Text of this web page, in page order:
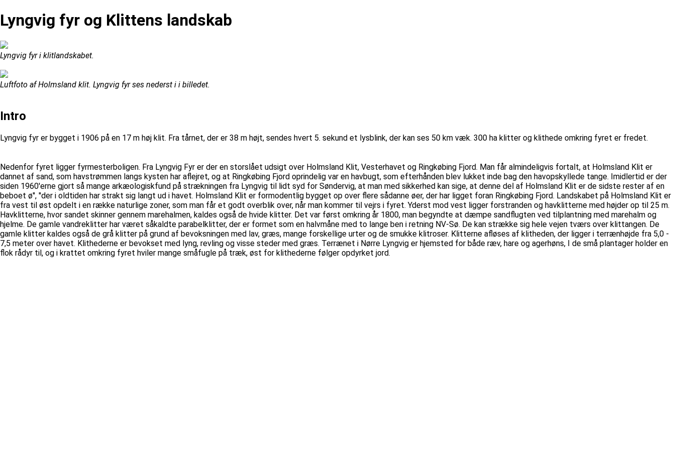
Lyngvig fyr og Klittens landskab
Lyngvig fyr i klitlandskabet.
Luftfoto af Holmsland klit. Lyngvig fyr ses nederst i i billedet.
Intro
Lyngvig fyr er bygget i 1906 på en 17 m høj klit. Fra tårnet, der er 38 m højt, sendes hvert 5. sekund et lysblink, der kan ses 50 km væk. 300 ha klitter og klithede omkring fyret er fredet.
Nedenfor fyret ligger fyrmesterboligen. Fra Lyngvig Fyr er der en storslået udsigt over Holmsland Klit, Vesterhavet og Ringkøbing Fjord. Man får almindeligvis fortalt, at Holmsland Klit er
dannet af sand, som havstrømmen langs kysten har aflejret, og at Ringkøbing Fjord oprindelig var en havbugt, som efterhånden blev lukket inde bag den havopskyllede tange. Imidlertid er der
siden 1960'erne gjort så mange arkæologiskfund på strækningen fra Lyngvig til lidt syd for Søndervig, at man med sikkerhed kan sige, at denne del af Holmsland Klit er de sidste rester af en
beboet ø'', ''der i oldtiden har strakt sig langt ud i havet. Holmsland Klit er formodentlig bygget op over flere sådanne øer, der har ligget foran Ringkøbing Fjord. Landskabet på Holmsland Klit er
fra vest til øst opdelt i en række naturlige zoner, som man får et godt overblik over, når man kommer til vejrs i fyret. Yderst mod vest ligger forstranden og havklitterne med højder op til 25 m.
Havklitterne, hvor sandet skinner gennem marehalmen, kaldes også de hvide klitter. Det var først omkring år 1800, man begyndte at dæmpe sandflugten ved tilplantning med marehalm og
hjelme. De gamle vandreklitter har været såkaldte parabelklitter, der er formet som en halvmåne med to lange ben i retning NV-Sø. De kan strække sig hele vejen tværs over klittangen. De
gamle klitter kaldes også de grå klitter på grund af bevoksningen med lav, græs, mange forskellige urter og de smukke klitroser. Klitterne afløses af klitheden, der ligger i terrænhøjde fra 5,0 -
7,5 meter over havet. Klithederne er bevokset med lyng, revling og visse steder med græs. Terrænet i Nørre Lyngvig er hjemsted for både ræv, hare og agerhøns, I de små plantager holder en
flok rådyr til, og i krattet omkring fyret hviler mange småfugle på træk, øst for klithederne følger opdyrket jord.